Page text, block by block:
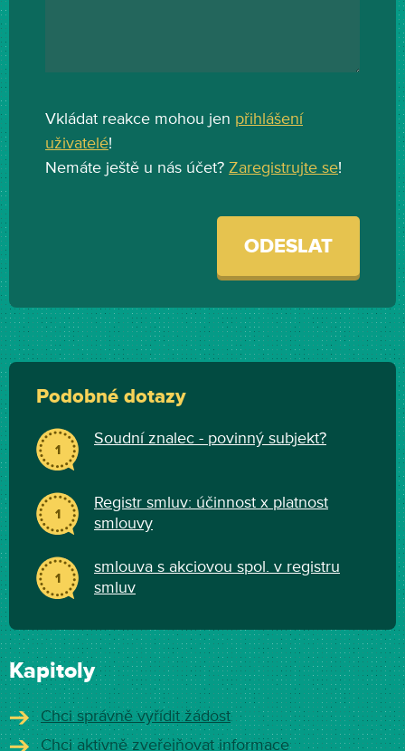
Vkládat reakce mohou jen přihlášení
uživatelé!
Nemáte ještě u nás účet? Zaregistrujte se!
ODESLAT
Podobné dotazy
1
Soudní znalec - povinný subjekt?
1
Registr smluv: účinnost x platnost
smlouvy
1
smlouva s akciovou spol. v registru
smluv
Kapitoly
Chci správně vyřídit žádost
Chci aktivně zveřejňovat informace